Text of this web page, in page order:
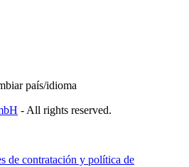
país/idioma
- All rights reserved.
de contratación y política de